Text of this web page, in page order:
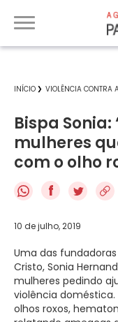
INÍCIO VIOLÊNCIA CONTRA
Bispa
mulheres
com o olho
f
10 de julho, 2019
Uma das
Cristo, Sonia
mulheres pedindo
violência doméstica.
olhos roxos,